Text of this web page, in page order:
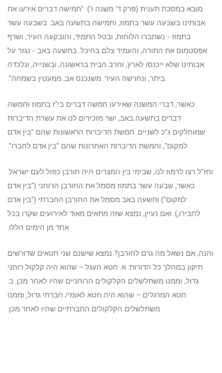
מובא במסכת תענית (פרק ד' משנה ו'): "חמישה דברים אירעו את
אבותינו בשבעה עשר בתמוז, וחמישה בתשעה באב. בשבעה עשר
בתמוז - נשתברו הלוחות, ובטל התמיד, והובקעה העיר, ושרף
אפסטמוס את התורה, והעמיד צלם בהיכל. בתשעה באב - נגזר על
אבותינו שלא ייכנסו לארץ, וחרב הבית בראשונה, ובשנייה, ונלכדה
ביתר, ונחרשה העיר. משנכנס אב, ממעטין בשמחה".
כאשר, דברי המשנה שאירעו חמשה דברים בי"ז בתמוז וחמשה
דברים בתשעה באב, ישר מזכירים לנו את עשרת הדיברות
שמוחלקים ג"כ לשניים. חמשת הדיברות הראשונות שהם "בין אדם
למקום", וחמשת הדיברות האחרונות שהם "בין אדם לחברו".
וחז"ל רצו לרמוז לנו, שבימי בין המצרים היה חורבן כפול לעם ישראל.
כאשר, שבעה עשר בתמוז מסמל את החורבן הרוחני ("בין אדם
למקום") ותשעה באב מסמל את החורבן החברתי ("בין אדם
לחבירו,). ואם נעיין, נמצא שזה מתאים מאוד לאירועים שקרו בכל
אחד מן הימים הללו.
והנה, אם נשאל מה גרם לחורבן? נמצא שישנם שני חטאים שדורשים
תיקון במהלך כל הדורות: א. חטא העגל – שהוא היה קלקול רוחני
גדול, וממנו משתלשלים הקלקולים הרוחניים שהיו לאחר מכן. ב.
חטא המרגלים – שהוא היה חטא לאומי/ חברתי גדול, וממנו
משתלשלים הקלקולים החברתיים שהיו לאחר מכן.